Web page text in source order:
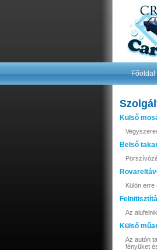
Főoldal
Külső
Belső
Külön erre
Az
Külső
Az autón
fényüket